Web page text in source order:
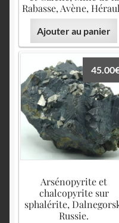
Rabasse, Avène,
Ajouter au panier
Arsénopyrite et
chalcopyrite sur
sphalérite,
Russie.
45.00